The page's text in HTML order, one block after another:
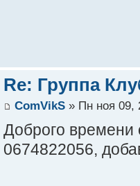
Re: Группа
ComVikS» Пн ноя 09,
Доброго времени
0674822056,